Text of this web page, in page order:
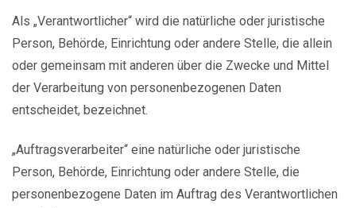
Als „Verantwortlicher“ wird die natürliche oder juristische
Person, Behörde, Einrichtung oder andere Stelle, die allein
oder gemeinsam mit anderen über die Zwecke und Mittel
der Verarbeitung von personenbezogenen Daten
entscheidet, bezeichnet.
„Auftragsverarbeiter“ eine natürliche oder juristische
Person, Behörde, Einrichtung oder andere Stelle, die
personenbezogene Daten im Auftrag des Verantwortlichen